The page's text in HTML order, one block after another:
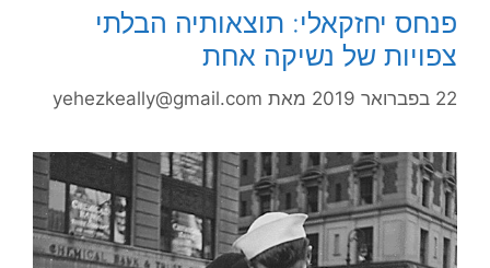
פנחס יחזקאלי: תוצאותיה הבלתי
צפויות של נשיקה אחת
22 בפברואר 2019 מאת yehezkeally@gmail.com